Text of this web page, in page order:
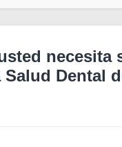
necesita
Salud Dental